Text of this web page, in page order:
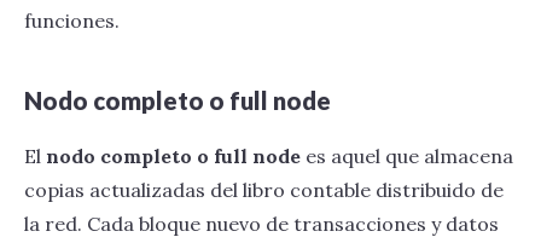
funciones.
Nodo completo o full node
El nodo completo o full node es aquel que almacena
copias actualizadas del libro contable distribuido de
la red. Cada bloque nuevo de transacciones y datos